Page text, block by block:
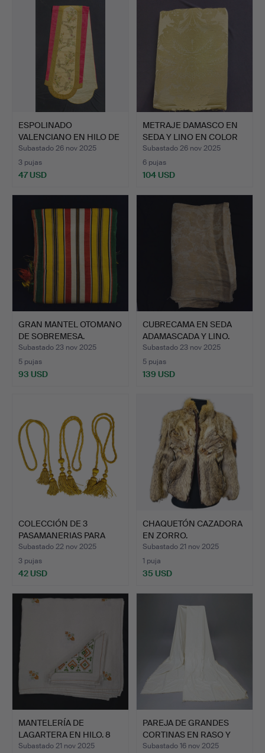
ESPOLINADO
VALENCIANO EN HILO DE
PLATA Y S…
Subastado 26 nov 2025
3 pujas
47 USD
METRAJE DAMASCO EN
SEDA Y LINO EN COLOR
OL…
Subastado 26 nov 2025
6 pujas
104 USD
GRAN MANTEL OTOMANO
DE SOBREMESA.
ALGODÓN …
Subastado 23 nov 2025
5 pujas
93 USD
CUBRECAMA EN SEDA
ADAMASCADA Y LINO.
Subastado 23 nov 2025
5 pujas
139 USD
COLECCIÓN DE 3
PASAMANERIAS PARA
CORTINAJE…
Subastado 22 nov 2025
3 pujas
42 USD
CHAQUETÓN CAZADORA
EN ZORRO.
Subastado 21 nov 2025
1 puja
35 USD
MANTELERÍA DE
LAGARTERA EN HILO. 8
SERVILL…
Subastado 21 nov 2025
PAREJA DE GRANDES
CORTINAS EN RASO Y
ALGOD…
Subastado 16 nov 2025